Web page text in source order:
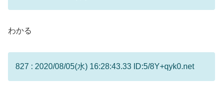
わかる
827 : 2020/08/05(水) 16:28:43.33 ID:5/8Y+qyk0.net